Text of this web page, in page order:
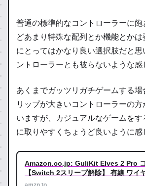
普通の標準的なコントローラーに飽
どあまり特殊な配列とか機能とかは
にとってはかなり良い選択肢だと思
ントローラーとも被らないような感
あくまでガッツリガチゲームする
リップが大きいコントローラーの
いますが、カジュアルなゲームを
に取りやすくちょうど良いように感
Amazon.co.jp: GuliKit Elves 2 Pro
【Switch 2スリープ解除】 有線 ワイ
ティック マクロ | ドリフト防止 自動連